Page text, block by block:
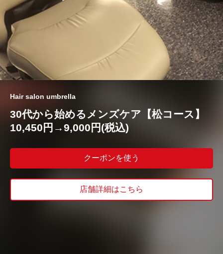
Hair salon umbrella
30代から始めるメンズケア【松コース】
10,450円→9,000円(税込)
クーポンを使う
店舗詳細はこちら